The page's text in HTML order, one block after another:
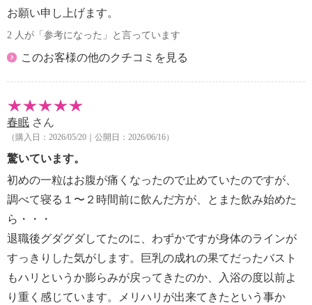
お願い申し上げます。
2 人が「参考になった」と言っています
このお客様の他のクチコミを見る
春眠 さん
（購入日：2026/05/20｜公開日：2026/06/16）
驚いています。
初めの一粒はお腹が痛くなったので止めていたのですが、
調べて寝る１〜２時間前に飲んだ方が、とまた飲み始めた
ら・・・
退職後グダグダしてたのに、わずかですが身体のラインが
すっきりした気がします。巨乳の成れの果てだったバスト
もハリというか膨らみが戻ってきたのか、入浴の度以前よ
り重く感じています。メリハリが出来てきたという事か